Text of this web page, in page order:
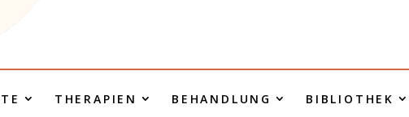
THERAPIEN BEHANDLUNG BIBLIOTHEK